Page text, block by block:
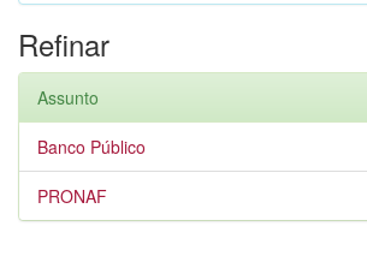
Refinar
Assunto
Banco Público
PRONAF